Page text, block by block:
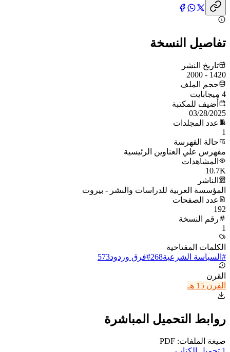
تفاصيل النسخة
تاريخ النشر
1420 - 2000
حجم الملف
4 ميجابايت
أُضيف للمكتبة
03/28/2025
عدد المجلدات
1
حالة الفهرسة
مفهرس علي العناوين الرئيسية
المشاهدات
10.7K
الناشر
المؤسسة العربية للدراسات والنشر - بيروت
عدد الصفحات
192
رقم النسخة
1
الكلمات المفتاحية
# السياسة الشرعية268
#فرق وردود573
القرن
القرن 15 هـ
روابط التحميل المباشرة
صيغة الملفات: PDF